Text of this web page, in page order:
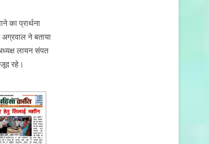
का प्रार्थना
ने बताया
लायन संपत
रहे।